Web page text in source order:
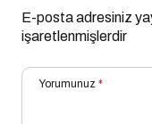
E-posta adresiniz
işaretlenmişlerdir
Yorumunuz *